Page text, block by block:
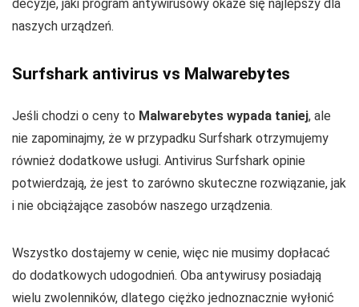
decyzje, jaki program antywirusowy okaże się najlepszy dla
naszych urządzeń.
Surfshark antivirus vs Malwarebytes
Jeśli chodzi o ceny to Malwarebytes wypada taniej, ale
nie zapominajmy, że w przypadku Surfshark otrzymujemy
również dodatkowe usługi. Antivirus Surfshark opinie
potwierdzają, że jest to zarówno skuteczne rozwiązanie, jak
i nie obciążające zasobów naszego urządzenia.
Wszystko dostajemy w cenie, więc nie musimy dopłacać
do dodatkowych udogodnień. Oba antywirusy posiadają
wielu zwolenników, dlatego ciężko jednoznacznie wyłonić